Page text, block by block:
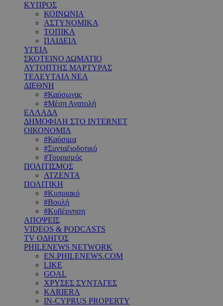
ΚΥΠΡΟΣ
ΚΟΙΝΩΝΙΑ
ΑΣΤΥΝΟΜΙΚΑ
ΤΟΠΙΚΑ
ΠΑΙΔΕΙΑ
ΥΓΕΙΑ
ΣΚΟΤΕΙΝΟ ΔΩΜΑΤΙΟ
ΑΥΤΟΠΤΗΣ ΜΑΡΤΥΡΑΣ
ΤΕΛΕΥΤΑΙΑ ΝΕΑ
ΔΙΕΘΝΗ
#Καύσωνας
#Μέση Ανατολή
ΕΛΛΑΔΑ
ΔΗΜΟΦΙΛΗ ΣΤΟ INTERNET
ΟΙΚΟΝΟΜΙΑ
#Καύσιμα
#Συνταξιοδοτικό
#Τουρισμός
ΠΟΛΙΤΙΣΜΟΣ
ΑΤΖΕΝΤΑ
ΠΟΛΙΤΙΚΗ
#Κυπριακό
#Βουλή
#Κυβέρνηση
ΑΠΟΨΕΙΣ
VIDEOS & PODCASTS
TV ΟΔΗΓΟΣ
PHILENEWS NETWORK
EN.PHILENEWS.COM
LIKE
GOAL
ΧΡΥΣΕΣ ΣΥΝΤΑΓΕΣ
KARIERA
IN-CYPRUS PROPERTY